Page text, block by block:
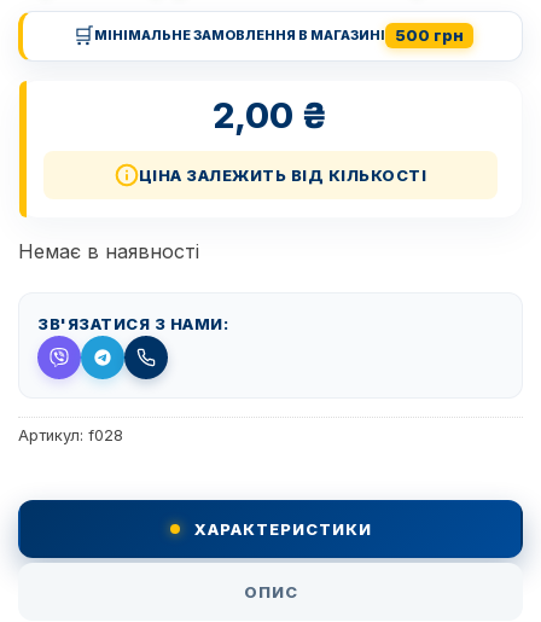
🛒МІНІМАЛЬНЕ ЗАМОВЛЕННЯ В МАГАЗИНІ 500 грн
2,00 ₴
ЦІНА ЗАЛЕЖИТЬ ВІД КІЛЬКОСТІ
Немає в наявності
ЗВ'ЯЗАТИСЯ З НАМИ:
Артикул: f028
ХАРАКТЕРИСТИКИ
ОПИС